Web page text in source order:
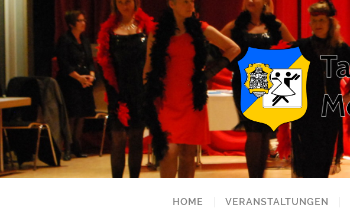
HOME VERANSTALTUNGEN